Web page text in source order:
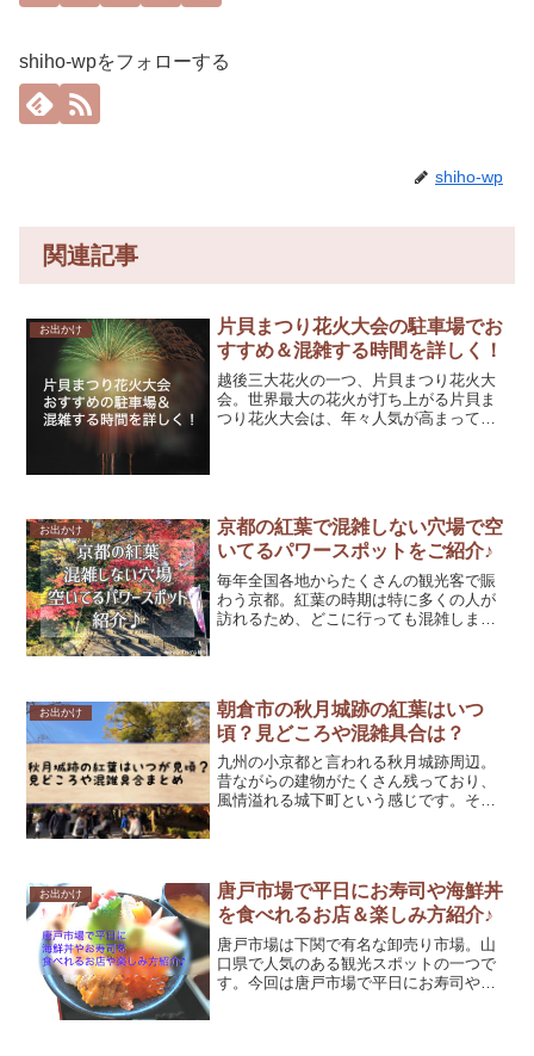
shiho-wpをフォローする
shiho-wp
関連記事
お出かけ
片貝まつり花火大会の駐車場でお
すすめ＆混雑する時間を詳しく！
越後三大花火の一つ、片貝まつり花火大
会。世界最大の花火が打ち上がる片貝ま
つり花火大会は、年々人気が高まって全
お出かけ
京都の紅葉で混雑しない穴場で空
いてるパワースポットをご紹介♪
毎年全国各地からたくさんの観光客で賑
わう京都。紅葉の時期は特に多くの人が
訪れるため、どこに行っても混雑しま
お出かけ
朝倉市の秋月城跡の紅葉はいつ
頃？見どころや混雑具合は？
九州の小京都と言われる秋月城跡周辺。
昔ながらの建物がたくさん残っており、
風情溢れる城下町という感じです。そん
に行ってきたので見頃やオ...
お出かけ
唐戸市場で平日にお寿司や海鮮丼
を食べれるお店＆楽しみ方紹介♪
唐戸市場は下関で有名な卸売り市場。山
口県で人気のある観光スポットの一つで
す。今回は唐戸市場で平日にお寿司や海